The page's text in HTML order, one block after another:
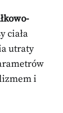
ciała
utraty
i